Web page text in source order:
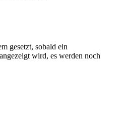
gesetzt, sobald ein
wird, es werden noch